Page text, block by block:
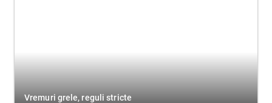
Vremuri grele, reguli stricte